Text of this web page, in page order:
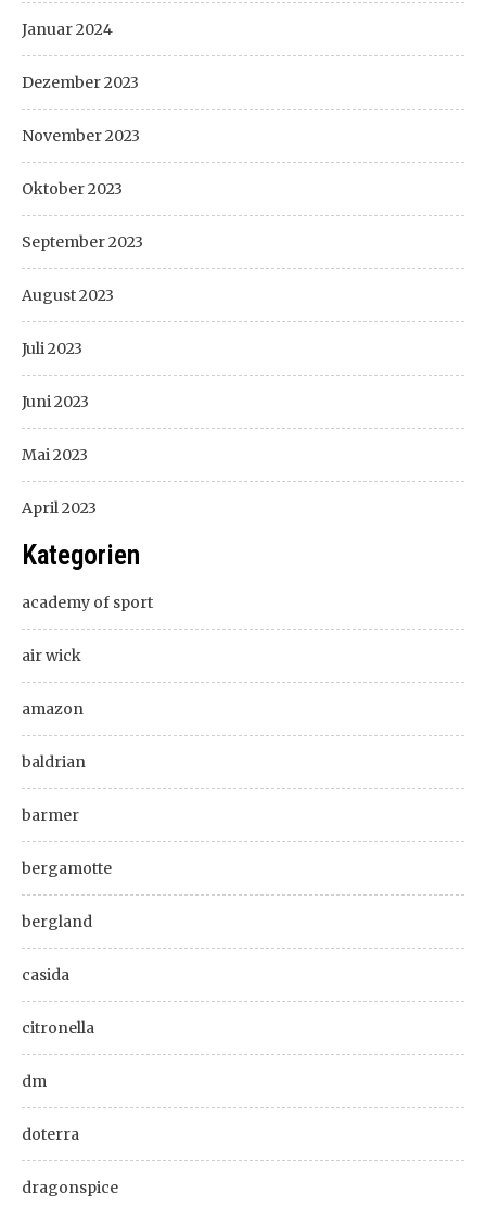
Januar 2024
Dezember 2023
November 2023
Oktober 2023
September 2023
August 2023
Juli 2023
Juni 2023
Mai 2023
April 2023
Kategorien
academy of sport
air wick
amazon
baldrian
barmer
bergamotte
bergland
casida
citronella
dm
doterra
dragonspice